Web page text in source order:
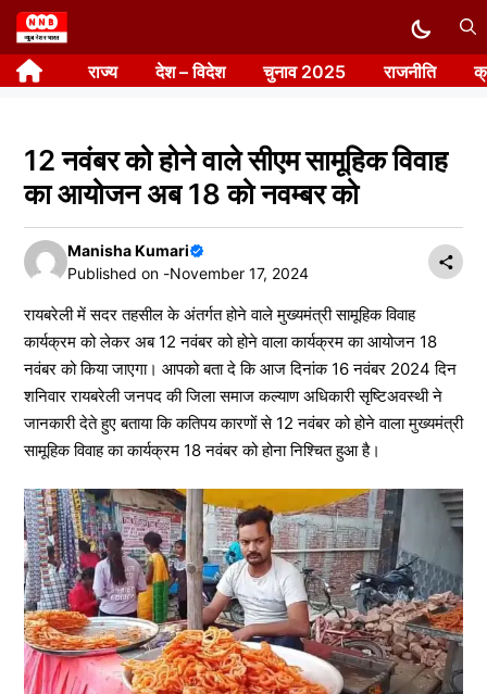
Skip
to
content राज्य देश – विदेश चुनाव 2025 राजनीति
12 नवंबर को होने वाले सीएम सामूहिक विवाह
का आयोजन अब 18 को नवम्बर को
Manisha Kumari
Published on -November 17, 2024
रायबरेली में सदर तहसील के अंतर्गत होने वाले मुख्यमंत्री सामूहिक विवाह
कार्यक्रम को लेकर अब 12 नवंबर को होने वाला कार्यक्रम का आयोजन 18
नवंबर को किया जाएगा। आपको बता दे कि आज दिनांक 16 नवंबर 2024 दिन
शनिवार रायबरेली जनपद की जिला समाज कल्याण अधिकारी सृष्टिअवस्थी ने
जानकारी देते हुए बताया कि कतिपय कारणों से 12 नवंबर को होने वाला मुख्यमंत्री
सामूहिक विवाह का कार्यक्रम 18 नवंबर को होना निश्चित हुआ है।